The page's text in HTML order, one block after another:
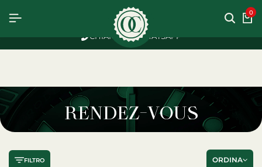
CHIAMACI WHATSAPP
0
RENDEZ-VOUS
FILTRO ORDINA